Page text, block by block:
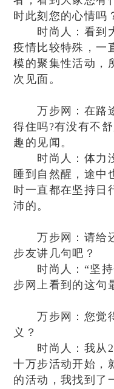
时此刻您的心情吗
时尚人：看到大
疫情比较特殊，一
模的聚集性活动，
次见面。
万步网：在路途
得住吗?有没有不
趣的见闻。
时尚人：体力没
睡到自然醒，途中
时一直都在坚持日
沛的。
万步网：请给还
步友讲几句吧？
时尚人：“坚持
步网上看到的这句
万步网：您觉得
义？
时尚人：我从
十万步活动开始，
的活动，我找到了